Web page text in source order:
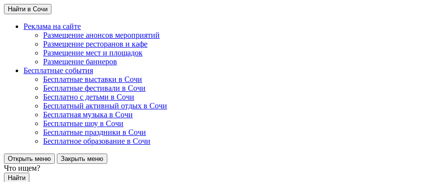
Найти в Сочи
Реклама на сайте
Размещение анонсов мероприятий
Размещение ресторанов и кафе
Размещение мест и площадок
Размещение баннеров
Бесплатные события
Бесплатные выставки в Сочи
Бесплатные фестивали в Сочи
Бесплатно с детьми в Сочи
Бесплатный активный отдых в Сочи
Бесплатная музыка в Сочи
Бесплатные шоу в Сочи
Бесплатные праздники в Сочи
Бесплатное образование в Сочи
Открыть меню Закрыть меню
Что ищем?
Найти